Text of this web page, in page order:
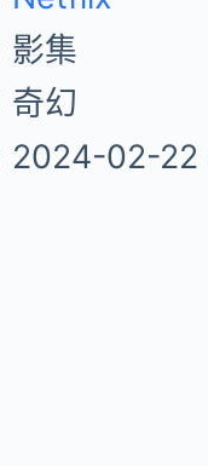
影集
奇幻
2024-02-22